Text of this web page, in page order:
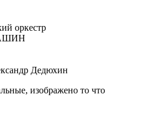
оркестр
Дедюхин
изображено то что